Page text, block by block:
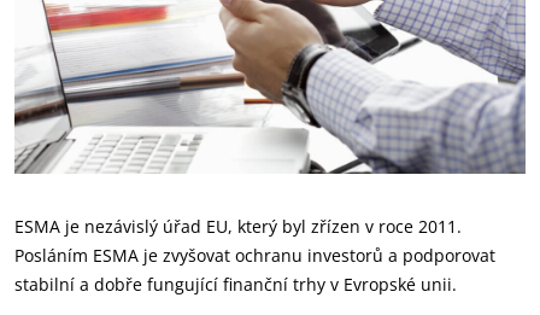
ESMA je nezávislý úřad EU, který byl zřízen v roce 2011.
Posláním ESMA je zvyšovat ochranu investorů a podporovat
stabilní a dobře fungující finanční trhy v Evropské unii.